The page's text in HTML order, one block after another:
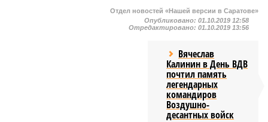
Отдел новостей «Нашей версии в Саратове»
Опубликовано: 01.10.2019 12:58
Отредактировано: 01.10.2019 13:56
Вячеслав
Калинин в День ВДВ
почтил память
легендарных
командиров
Воздушно-
десантных войск